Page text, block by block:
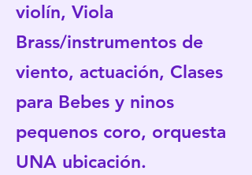
violín, Viola
Brass/instrumentos de
viento, actuación, Clases
para Bebes y ninos
pequenos coro, orquesta
UNA ubicación.